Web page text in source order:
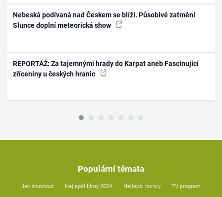
Nebeská podívaná nad Českem se blíží. Působivé zatmění
Slunce doplní meteorická show
REPORTÁŽ: Za tajemnými hrady do Karpat aneb Fascinující
zříceniny u českých hranic
Populární témata
Jak zhubnout Nejlepší filmy 2024 Nejlepší horory TV program